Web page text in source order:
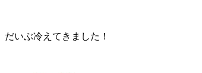
だいぶ冷えてきました！